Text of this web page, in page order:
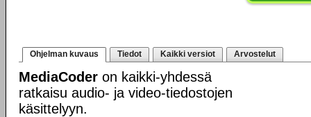
Ohjelman kuvaus Tiedot Kaikki versiot Arvostelut
MediaCoder on kaikki-yhdessä
ratkaisu audio- ja video-tiedostojen
käsittelyyn.